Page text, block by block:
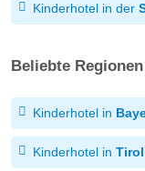
Kinderhotel in der
Beliebte Regionen
Kinderhotel in
Kinderhotel in Tirol